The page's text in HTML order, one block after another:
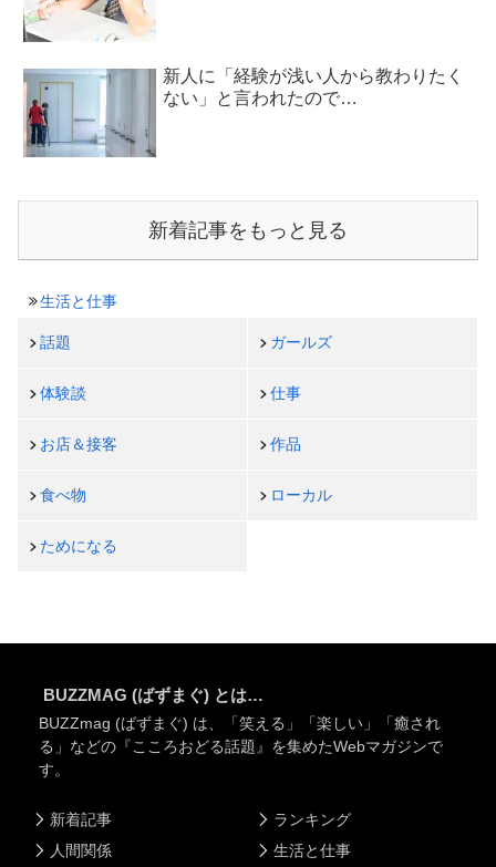
新人に「経験が浅い人から教わりたく
ない」と言われたので…
新着記事をもっと見る
生活と仕事
話題 ガールズ
体験談 仕事
お店＆接客 作品
食べ物 ローカル
ためになる
BUZZMAG (ばずまぐ) とは…
BUZZmag (ばずまぐ) は、「笑える」「楽しい」「癒され
る」などの『こころおどる話題』を集めたWebマガジンで
す。
新着記事
人間関係
ランキング
生活と仕事